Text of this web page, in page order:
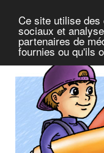
Ce site utilise
sociaux et
partenaires de
fournies ou qu'ils